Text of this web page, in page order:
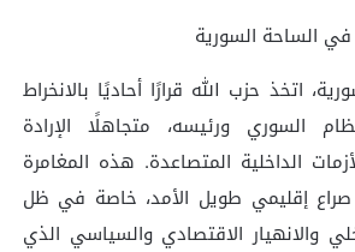
في الساحة السورية
اتخذ حزب الله قرارًا أحاديًا بالانخراط
السوري ورئيسه، متجاهلًا الإرادة
الداخلية المتصاعدة. هذه المغامرة
صراع إقليمي طويل الأمد، خاصة في ظل
والانهيار الاقتصادي والسياسي الذي